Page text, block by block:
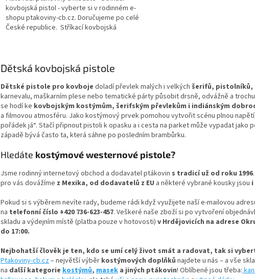
5
hvězdiček.
kovbojská pistol - vyberte si v rodinném e-
shopu ptakoviny-cb.cz. Doručujeme po celé
České republice. Stříkací kovbojská
d
a
c
í
p
y
v
ý
p
i
s
u
Dětská kovbojská pistole
Dětské pistole pro kovboje doladí převlek malých i velkých šerifů, pistolníků,
karnevalu, maškarním plese nebo tematické párty působit drsně, odvážně a
se hodí ke kovbojským kostýmům, šerifským převlekům i indiánským
a filmovou atmosféru. Jako kostýmový prvek pomohou vytvořit scénu plnou
pořádek já“. Stačí připnout pistoli k opasku a i cesta na parket může vypadat jako
západě bývá často ta, která sáhne po posledním brambůrku.
Hledáte kostýmové westernové pistole?
Jsme rodinný internetový obchod a dodavatel ptákovin s tradicí už od roku 1996
pro vás dovážíme z Mexika, od dodavatelů z EU a některé vybrané kousky jsou i
Pokud si s výběrem nevíte rady, budeme rádi když využijete naší e-mailovou
na telefonní číslo +420 736-623-457. Veškeré naše zboží si po vytvoření
skladu a výdejním místě (platba pouze v hotovosti) v Hrdějovicích na adrese
do 17:00.
Nejbohatší člověk je ten, kdo se umí celý život smát a radovat, tak si
Ptakoviny-cb.cz– největší výběr kostýmových doplňků najdete u nás – a vše
na další kategorie kostýmů, masek a jiných ptákovin! Oblíbené jsou třeba: